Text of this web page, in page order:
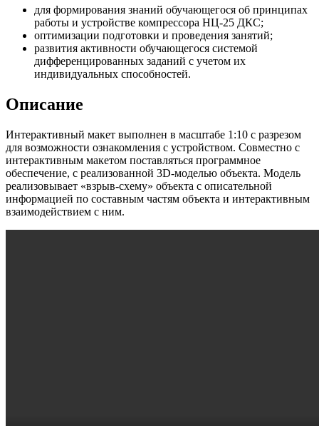
для формирования знаний обучающегося об принципах
работы и устройстве компрессора НЦ-25 ДКС;
оптимизации подготовки и проведения занятий;
развития активности обучающегося системой
дифференцированных заданий с учетом их
индивидуальных способностей.
Описание
Интерактивный макет выполнен в масштабе 1:10 с разрезом
для возможности ознакомления с устройством. Совместно с
интерактивным макетом поставляться программное
обеспечение, с реализованной 3D-моделью объекта. Модель
реализовывает «взрыв-схему» объекта с описательной
информацией по составным частям объекта и интерактивным
взаимодействием с ним.